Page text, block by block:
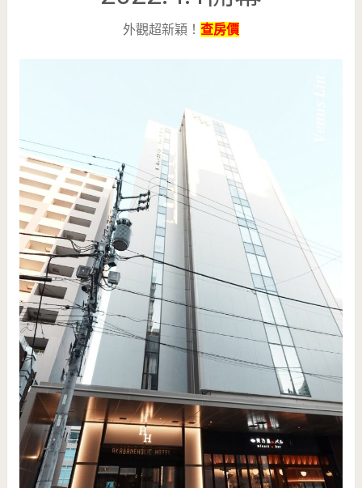
外觀超新穎！ 查房價